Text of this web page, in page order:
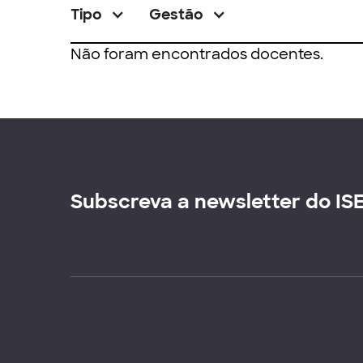
Tipo Gestão
Não foram encontrados docentes.
Subscreva a newsletter do